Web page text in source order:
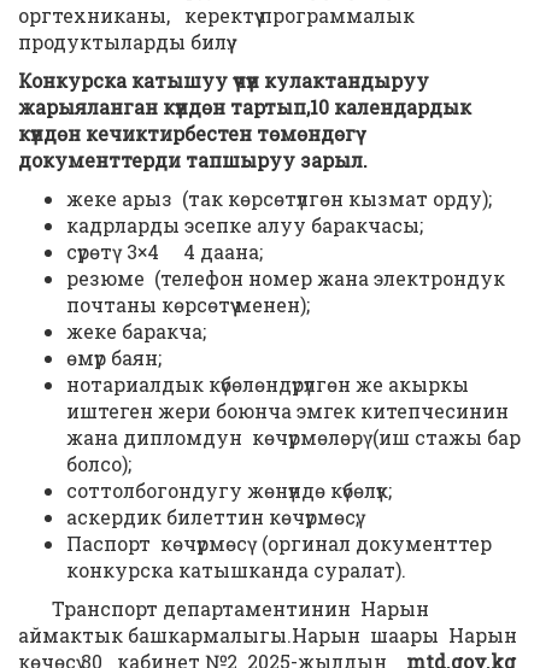
оргтехниканы, керектүү программалык
продуктыларды билүү.
Конкурска катышуу үчүн кулактандыруу
жарыяланган күндөн тартып,10 календардык
күндөн кечиктирбестен төмөндөгү
документтерди тапшыруу зарыл.
жеке арыз (так көрсөтүлгөн кызмат орду);
кадрларды эсепке алуу баракчасы;
сүрөтү 3×4 4 даана;
резюме (телефон номер жана электрондук
почтаны көрсөтүү менен);
жеке баракча;
өмүр баян;
нотариалдык күбөлөндүрүлгөн же акыркы
иштеген жери боюнча эмгек китепчесинин
жана дипломдун көчүрмөлөрү (иш стажы бар
болсо);
соттолбогондугу жөнүндө күбөлүк;
аскердик билеттин көчүрмөсү;
Паспорт көчүрмөсү (оргинал документтер
конкурска катышканда суралат).
Транспорт департаментинин Нарын
аймактык башкармалыгы.Нарын шаары Нарын
көчөсү 30 кабинет №2 2025-жылдын mtd.gov.kg